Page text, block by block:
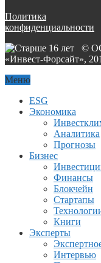
Политика
конфиденциальности
©
«Инвест-Форсайт»,
Меню
ESG
Экономика
Аналитика
Прогнозы
Бизнес
Финансы
Блокчейн
Стартапы
Книги
Эксперты
Интервью